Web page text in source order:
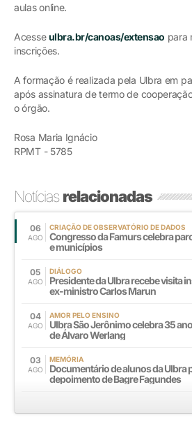
aulas online.
Acesseulbra.br/canoas/extensao para
inscrições.
A formação é realizada pela Ulbra em
após assinatura de termo de
o órgão.
Rosa Maria Ignácio
RPMT - 5785
Notíciasrelacionadas
06
AGO
CRIAÇÃO DE OBSERVATÓRIO DE DADOS
Congresso da Famurs celebra
e municípios
05
AGO
DIÁLOGO
Presidente da Ulbra recebe visita
ex-ministro Carlos Marun
04
AGO
AMOR PELO ENSINO
Ulbra São Jerônimo celebra 35
de Álvaro Werlang
03
AGO
MEMÓRIA
Documentário de alunos da Ulbra
depoimento de Bagre Fagundes